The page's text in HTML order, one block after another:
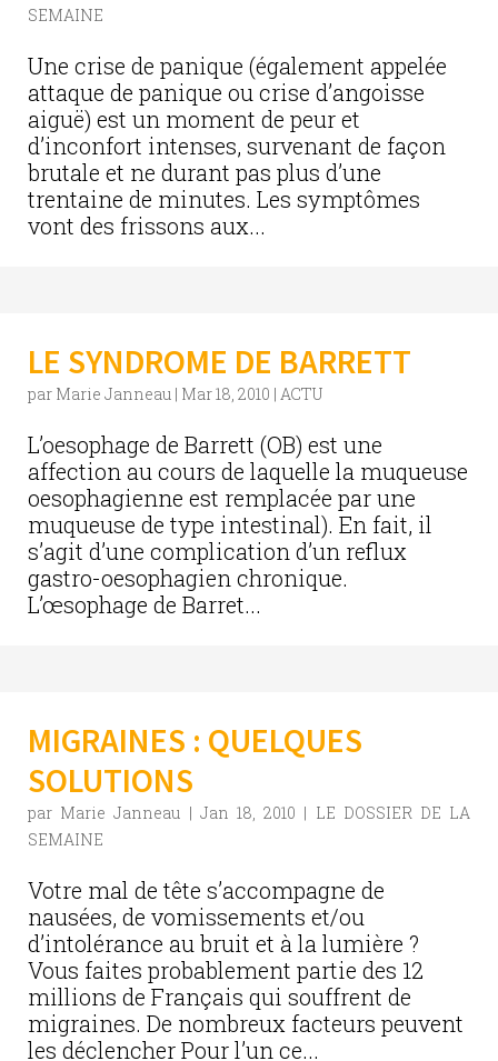
SEMAINE
Une crise de panique (également appelée
attaque de panique ou crise d’angoisse
aiguë) est un moment de peur et
d’inconfort intenses, survenant de façon
brutale et ne durant pas plus d’une
trentaine de minutes. Les symptômes
vont des frissons aux...
LE SYNDROME DE BARRETT
par Marie Janneau | Mar 18, 2010 | ACTU
L’oesophage de Barrett (OB) est une
affection au cours de laquelle la muqueuse
oesophagienne est remplacée par une
muqueuse de type intestinal). En fait, il
s’agit d’une complication d’un reflux
gastro-oesophagien chronique.
L’œsophage de Barret...
MIGRAINES : QUELQUES
SOLUTIONS
par Marie Janneau | Jan 18, 2010 | LE DOSSIER DE LA
SEMAINE
Votre mal de tête s’accompagne de
nausées, de vomissements et/ou
d’intolérance au bruit et à la lumière ?
Vous faites probablement partie des 12
millions de Français qui souffrent de
migraines. De nombreux facteurs peuvent
les déclencher Pour l’un ce...